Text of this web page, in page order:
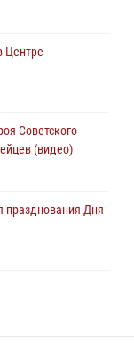
подвели итоги
Центре
Советского
(видео)
празднования Дня